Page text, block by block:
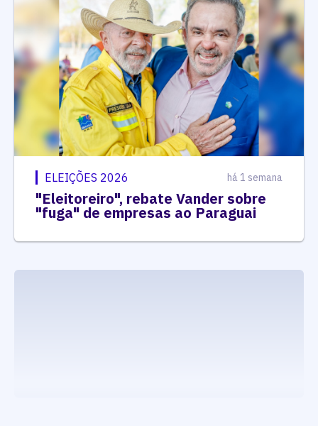
ELEIÇÕES 2026 há 1 semana
"Eleitoreiro", rebate Vander sobre
"fuga" de empresas ao Paraguai